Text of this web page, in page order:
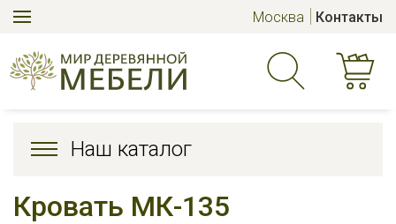
Москва Контакты
Наш каталог
Кровать МК-135